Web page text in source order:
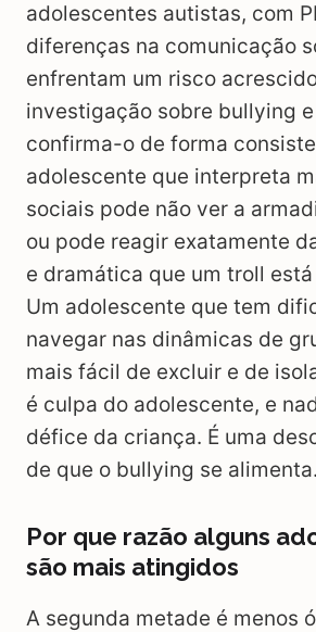
adolescentes autistas, com
diferenças na comunicação
enfrentam um risco
investigação sobre bullying
confirma-o de forma
adolescente que interpreta
sociais pode não ver a
ou pode reagir exatamente
e dramática que um troll
Um adolescente que tem
navegar nas dinâmicas de
mais fácil de excluir e de
é culpa do adolescente, e
défice da criança. É uma
de que o bullying se alimenta.
Por que razão alguns
são mais atingidos
A segunda metade é menos